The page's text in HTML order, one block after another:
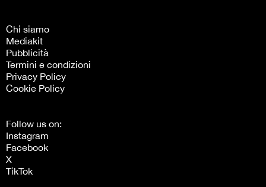
Chi siamo
Mediakit
Pubblicità
Termini e condizioni
Privacy Policy
Cookie Policy
Follow us on:
Instagram
Facebook
X
TikTok